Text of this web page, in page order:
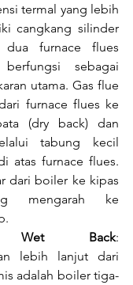
termal yang lebih
cangkang silinder
furnace flues
sebagai
utama. Gas flue
furnace flues ke
(dry back) dan
tabung kecil
atas furnace flues.
dari boiler ke kipas
mengarah ke
Wet Back:
lebih lanjut dari
adalah boiler tiga-